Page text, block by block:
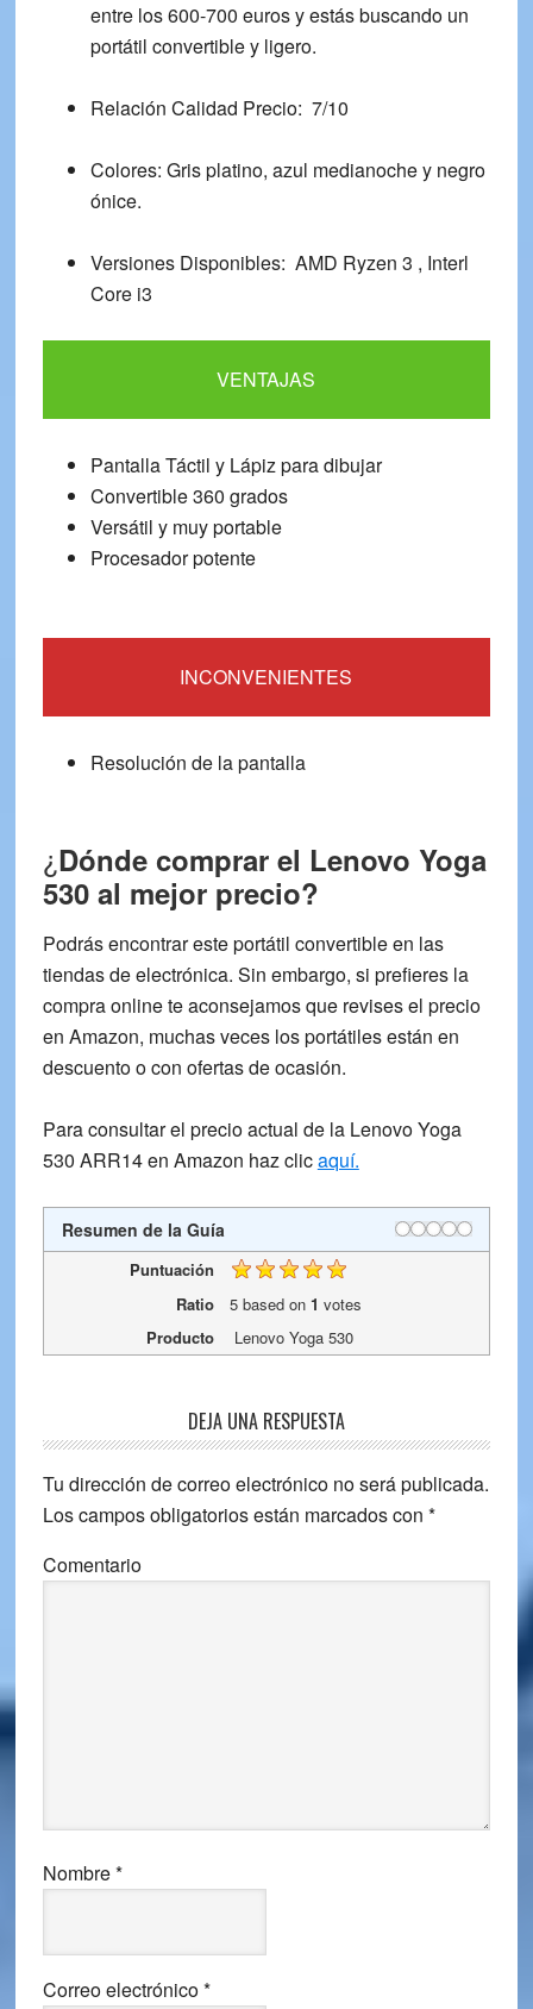
entre los 600-700 euros y estás buscando un
portátil convertible y ligero.
Relación Calidad Precio: 7/10
Colores: Gris platino, azul medianoche y negro
ónice.
Versiones Disponibles: AMD Ryzen 3 , Interl
Core i3
VENTAJAS
Pantalla Táctil y Lápiz para dibujar
Convertible 360 grados
Versátil y muy portable
Procesador potente
INCONVENIENTES
Resolución de la pantalla
¿Dónde comprar el Lenovo Yoga
530 al mejor precio?
Podrás encontrar este portátil convertible en las
tiendas de electrónica. Sin embargo, si prefieres la
compra online te aconsejamos que revises el precio
en Amazon, muchas veces los portátiles están en
descuento o con ofertas de ocasión.
Para consultar el precio actual de la Lenovo Yoga
530 ARR14 en Amazon haz clicaquí.
Resumen de la Guía
Puntuación
Ratio
5 based on1 votes
Producto
Lenovo Yoga 530
Interactions
DEJA UNA RESPUESTA
Tu dirección de correo electrónico no será publicada.
Los campos obligatorios están marcados con *
Comentario
Nombre*
Correo electrónico*